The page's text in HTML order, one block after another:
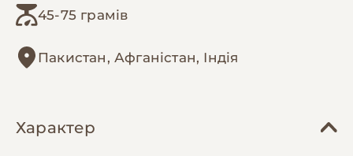
45-75 грамів
Пакистан, Афганістан, Індія
Характер